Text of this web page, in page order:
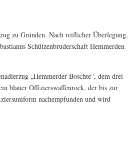
zu Gründen. Nach reiflicher Überlegung,
Schützenbruderschaft Hemmerden
„Hemmerder Boschte“, dem drei
blauer Offizierswaffenrock, der bis zur
nachempfunden und wird